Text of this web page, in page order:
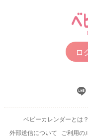
ロ
ベビーカレンダーとは？
外部送信について
ご利用の